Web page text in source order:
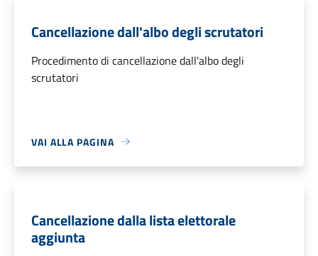
Cancellazione dall'albo degli scrutatori
Procedimento di cancellazione dall'albo degli
scrutatori
VAI ALLA PAGINA
Cancellazione dalla lista elettorale
aggiunta